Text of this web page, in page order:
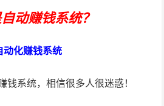
动赚钱系统？
动化赚钱系统
钱系统，相信很多人很迷惑！